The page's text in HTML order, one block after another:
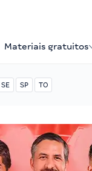
Materiais gratuitos
SE SP TO